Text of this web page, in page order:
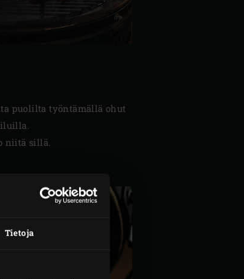
Tietoja
puolilta työntämällä ohut
niitä sillä.